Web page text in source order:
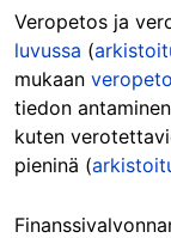
Veropetos ja
luvussa (
mukaan
tiedon
kuten
pieninä (